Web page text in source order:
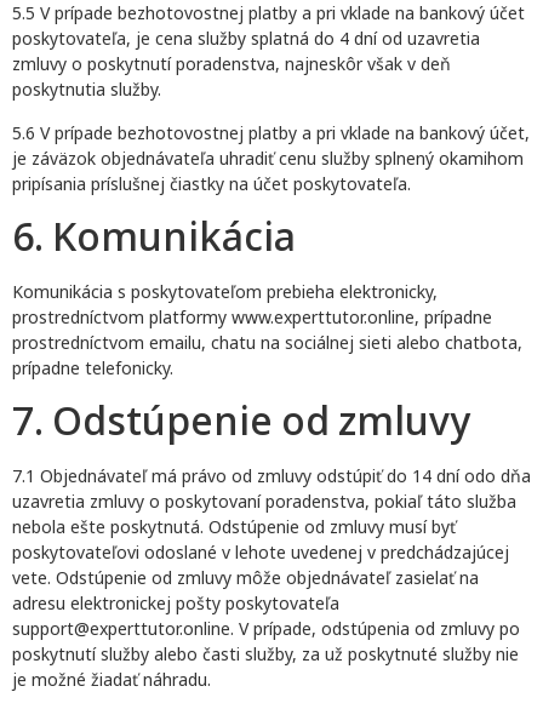
5.5 V prípade bezhotovostnej platby a pri vklade na bankový účet
poskytovateľa, je cena služby splatná do 4 dní od uzavretia
zmluvy o poskytnutí poradenstva, najneskôr však v deň
poskytnutia služby.
5.6 V prípade bezhotovostnej platby a pri vklade na bankový účet,
je záväzok objednávateľa uhradiť cenu služby splnený okamihom
pripísania príslušnej čiastky na účet poskytovateľa.
6. Komunikácia
Komunikácia s poskytovateľom prebieha elektronicky,
prostredníctvom platformy www.experttutor.online, prípadne
prostredníctvom emailu, chatu na sociálnej sieti alebo chatbota,
prípadne telefonicky.
7. Odstúpenie od zmluvy
7.1 Objednávateľ má právo od zmluvy odstúpiť do 14 dní odo dňa
uzavretia zmluvy o poskytovaní poradenstva, pokiaľ táto služba
nebola ešte poskytnutá. Odstúpenie od zmluvy musí byť
poskytovateľovi odoslané v lehote uvedenej v predchádzajúcej
vete. Odstúpenie od zmluvy môže objednávateľ zasielať na
adresu elektronickej pošty poskytovateľa
support@experttutor.online. V prípade, odstúpenia od zmluvy po
poskytnutí služby alebo časti služby, za už poskytnuté služby nie
je možné žiadať náhradu.